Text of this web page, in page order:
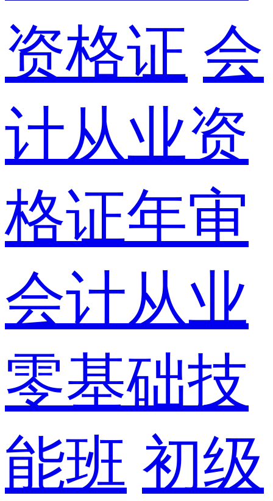
资格证 会
计从业资
格证年审
会计从业
零基础技
能班 初级